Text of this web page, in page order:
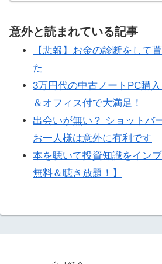
意外と読まれている記事
【悲報】お金の診断をして
た
3万円代の中古ノートPC購
＆オフィス付で大満足！
出会いが無い？ ショットバ
お一人様は意外に有利です
本を聴いて投資知識をイン
無料＆聴き放題！】